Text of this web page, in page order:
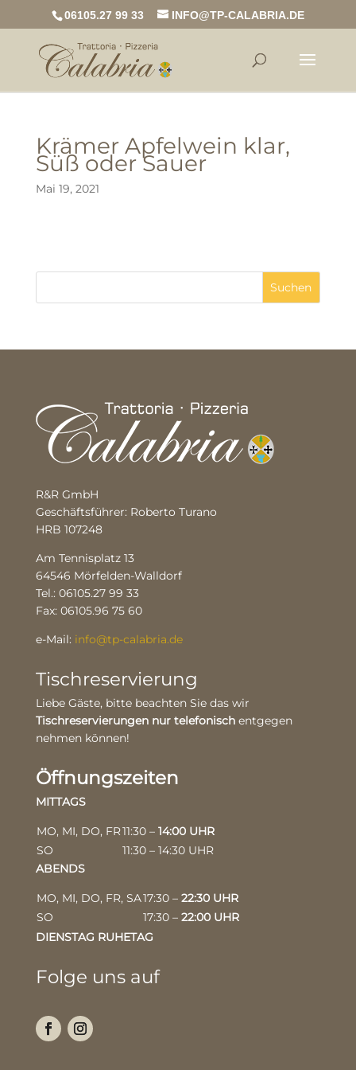
06105.27 99 33 INFO@TP-CALABRIA.DE
Krämer Apfelwein klar,
Süß oder Sauer
Mai 19, 2021
R&R GmbH
Geschäftsführer: Roberto Turano
HRB 107248
Am Tennisplatz 13
64546 Mörfelden-Walldorf
Tel.: 06105.27 99 33
Fax: 06105.96 75 60
e-Mail: info@tp-calabria.de
Tischreservierung
Liebe Gäste, bitte beachten Sie das wir
Tischreservierungen nur telefonischentgegen
nehmen können!
Öffnungszeiten
MITTAGS
MO, MI, DO, FR11:30 – 14:00 UHR
SO
11:30 – 14:30 UHR
ABENDS
MO, MI, DO, FR, SA17:30 – 22:30 UHR
SO
17:30 – 22:00 UHR
DIENSTAG RUHETAG
Folge uns auf